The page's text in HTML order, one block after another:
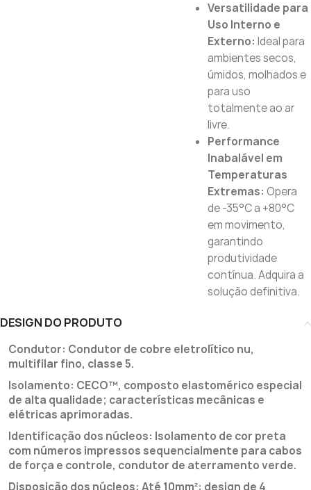
Versatilidade para
Uso Interno e
Externo: Ideal para
ambientes secos,
úmidos, molhados e
para uso
totalmente ao ar
livre.
Performance
Inabalável em
Temperaturas
Extremas: Opera
de -35°C a +80°C
em movimento,
garantindo
produtividade
contínua. Adquira a
solução definitiva.
DESIGN DO PRODUTO
Condutor: Condutor de cobre eletrolítico nu,
multifilar fino, classe 5.
Isolamento: CECO™, composto elastomérico especial
de alta qualidade; características mecânicas e
elétricas aprimoradas.
Identificação dos núcleos: Isolamento de cor preta
com números impressos sequencialmente para cabos
de força e controle, condutor de aterramento verde.
Disposição dos núcleos: Até 10mm²: design de 4